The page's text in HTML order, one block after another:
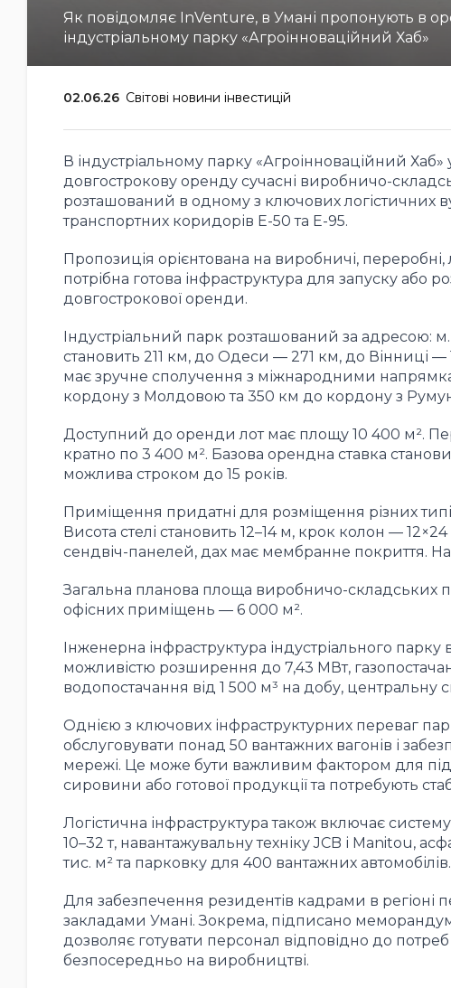
Як повідомляє InVenture, в Умані пропонують в
індустріальному парку «Агроінноваційний Хаб»
02.06.26 Світові новини інвестицій
В індустріальному парку «Агроінноваційний Хаб»
довгострокову оренду сучасні виробничо-
розташований в одному з ключових логістичних
транспортних коридорів E-50 та E-95.
Пропозиція орієнтована на виробничі, переробні,
потрібна готова інфраструктура для запуску або
довгострокової оренди.
Індустріальний парк розташований за адресою:
становить 211 км, до Одеси — 271 км, до Вінниці
має зручне сполучення з міжнародними
кордону з Молдовою та 350 км до кордону з
Доступний до оренди лот має площу 10 400 м².
кратно по 3 400 м². Базова орендна ставка
можлива строком до 15 років.
Приміщення придатні для розміщення різних
Висота стелі становить 12–14 м, крок колон —
сендвіч-панелей, дах має мембранне покриття.
Загальна планова площа виробничо-складських
офісних приміщень — 6 000 м².
Інженерна інфраструктура індустріального
можливістю розширення до 7,43 МВт,
водопостачання від 1 500 м³ на добу, центральну
Однією з ключових інфраструктурних переваг
обслуговувати понад 50 вантажних вагонів і
мережі. Це може бути важливим фактором для
сировини або готової продукції та потребують
Логістична інфраструктура також включає
10–32 т, навантажувальну техніку JCB і Manitou,
тис. м² та парковку для 400 вантажних автомобілів.
Для забезпечення резидентів кадрами в
закладами Умані. Зокрема, підписано
дозволяє готувати персонал відповідно до
безпосередньо на виробництві.